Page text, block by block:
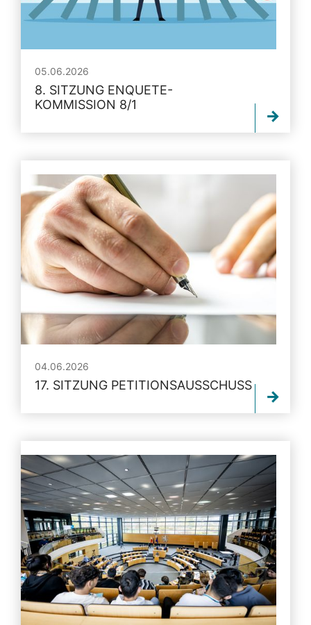
05.06.2026
8. SITZUNG ENQUETE-
KOMMISSION 8/1
04.06.2026
17. SITZUNG PETITIONSAUSSCHUSS